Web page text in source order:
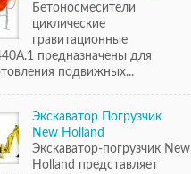
Бетоносмесители
циклические
гравитационные
предназначены для
подвижных...
Экскаватор Погрузчик
New Holland
Экскаватор-погрузчик New
Holland представляет